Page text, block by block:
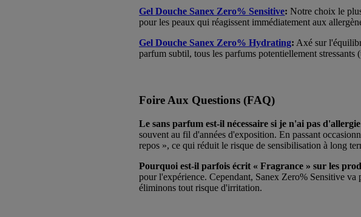
Gel Douche Sanex Zero% Sensitive: Notre choix le
pour les peaux qui réagissent immédiatement aux
Gel Douche Sanex Zero% Hydrating: Axé sur
parfum subtil, tous les parfums potentiellement stressants
Foire Aux Questions (FAQ)
Le sans parfum est-il nécessaire si je n'ai pas
souvent au fil d'années d'exposition. En passant
repos », ce qui réduit le risque de sensibilisation à long
Pourquoi est-il parfois écrit « Fragrance » sur les
pour l'expérience. Cependant, Sanex Zero% Sensitive
éliminons tout risque d'irritation.